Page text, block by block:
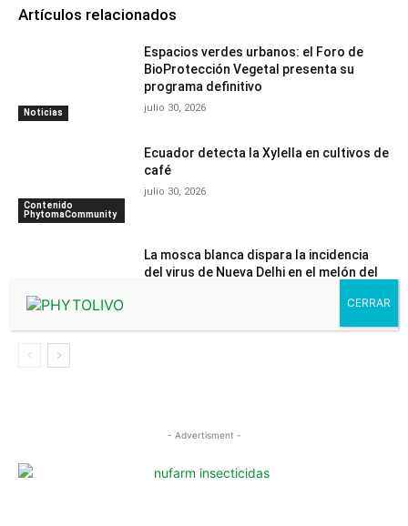
Artículos relacionados
Noticias
Espacios verdes urbanos: el Foro de
BioProtección Vegetal presenta su
programa definitivo
julio 30, 2026
Contenido
PhytomaCommunity
Ecuador detecta la Xylella en cultivos de
café
julio 30, 2026
La mosca blanca dispara la incidencia
del virus de Nueva Delhi en el melón del
- Advertisment -